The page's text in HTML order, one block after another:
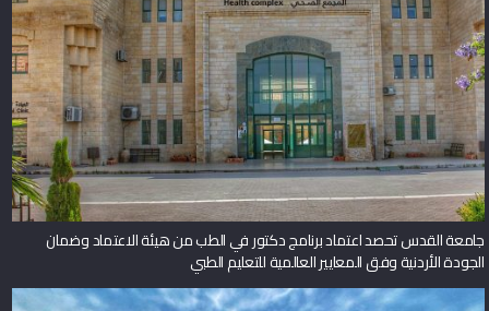
جامعة القدس تحصد اعتماد برنامج دكتور في الطب من هيئة الاعتماد وضمان
الجودة الأردنية وفق المعايير العالمية للتعليم الطبي